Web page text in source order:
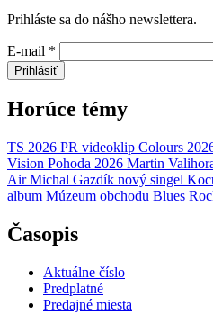
Prihláste sa do nášho newslettera.
E-mail *
Prihlásiť
Horúce témy
TS 2026 PR videoklip Colours
Vision Pohoda 2026 Martin
Air Michal Gazdík nový singel
album Múzeum obchodu Blues
Časopis
Aktuálne číslo
Predplatné
Predajné miesta